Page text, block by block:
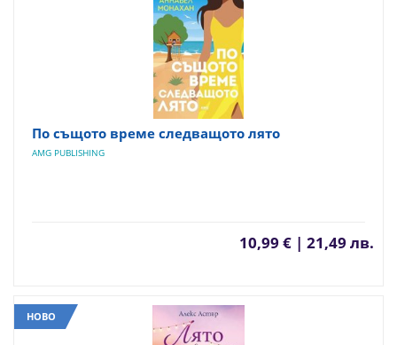
По същото време следващото лято
AMG PUBLISHING
10,99 € | 21,49 лв.
НОВО